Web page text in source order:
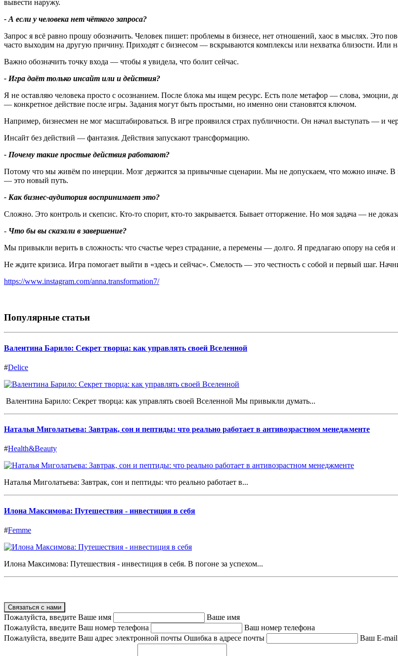
вывести наружу.
- А если у человека нет чёткого запроса?
Запрос я всё равно прошу обозначить. Человек пишет: проблемы в бизнесе, нет отношений, хаос в мыслях. Это
часто выходим на другую причину. Приходят с бизнесом — вскрываются комплексы или нехватка близости. Или
Важно обозначить точку входа — чтобы я увидела, что болит сейчас.
- Игра даёт только инсайт или и действия?
Я не оставляю человека просто с осознанием. После блока мы ищем ресурс. Есть поле метафор — слова, эмоции,
— конкретное действие после игры. Задания могут быть простыми, но именно они становятся ключом.
Например, бизнесмен не мог масштабироваться. В игре проявился страх публичности. Он начал выступать — и
Инсайт без действий — фантазия. Действия запускают трансформацию.
- Почему такие простые действия работают?
Потому что мы живём по инерции. Мозг держится за привычные сценарии. Мы не допускаем, что можно иначе. В
— это новый путь.
- Как бизнес-аудитория воспринимает это?
Сложно. Это контроль и скепсис. Кто-то спорит, кто-то закрывается. Бывает отторжение. Но моя задача — не
- Что бы вы сказали в завершение?
Мы привыкли верить в сложность: что счастье через страдание, а перемены — долго. Я предлагаю опору на себя и
Не ждите кризиса. Игра помогает выйти в «здесь и сейчас». Смелость — это честность с собой и первый шаг.
https://www.instagram.com/anna.transformation7/
Популярные статьи
Валентина Барило: Секрет творца: как управлять своей Вселенной
#Delice
Валентина Барило: Секрет творца: как управлять своей Вселенной Мы привыкли думать...
Наталья Миголатьева: Завтрак, сон и пептиды: что реально работает в антивозрастном менеджменте
#Health&Beauty
Наталья Миголатьева: Завтрак, сон и пептиды: что реально работает в...
Илона Максимова: Путешествия - инвестиция в себя
#Femme
Илона Максимова: Путешествия - инвестиция в себя. В погоне за успехом...
Связаться с нами
Пожалуйста, введите Ваше имя
Ваше имя
Пожалуйста, введите Ваш номер телефона
Ваш номер телефона
Пожалуйста, введите Ваш адрес электронной почты Ошибка в адресе почты Ваш E-mail